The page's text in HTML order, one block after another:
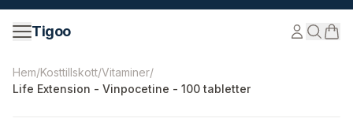
Hoppa till innehåll
Tigoo
©2026Nutri Nordic AB.
Hem/Kosttillskott/Vitaminer/
Life Extension - Vinpocetine - 100 tabletter